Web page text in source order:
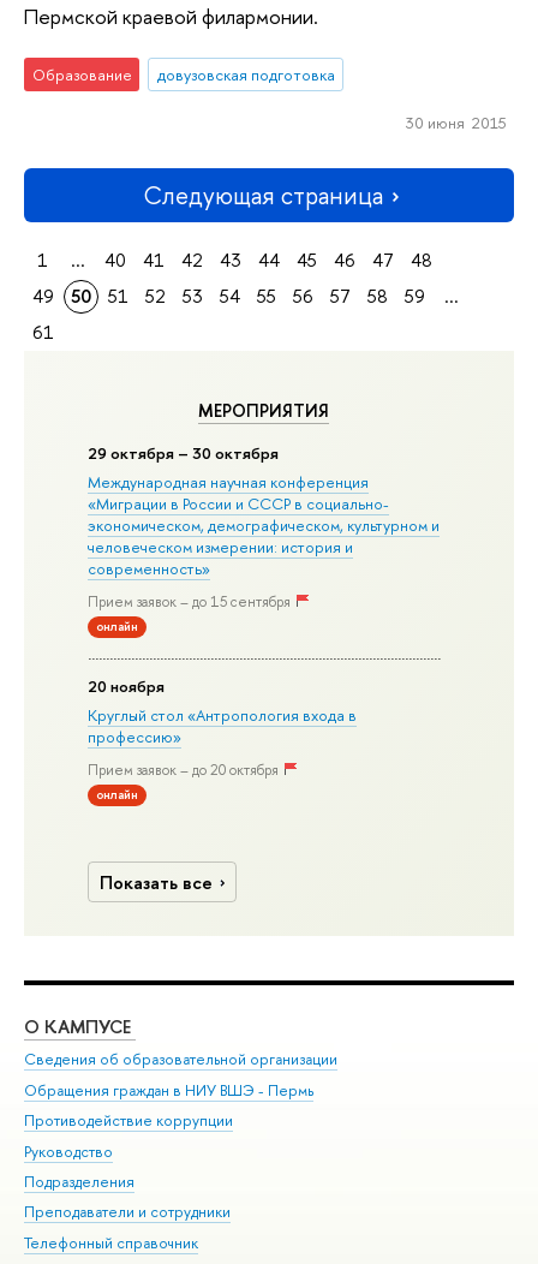
МЕРОПРИЯТИЯ
29 октября – 30 октября
Международная научная конференция
«Миграции в Росcии и СССР в социально-
экономическом, демографическом, культурном и
человеческом измерении: история и
современность»
Прием заявок – до 15 сентября
онлайн
20 ноября
Круглый стол «Антропология входа в
профессию»
Прием заявок – до 20 октября
онлайн
Показать все
Пермской краевой филармонии.
Образование довузовская подготовка
30 июня 2015
Следующая страница
1 ... 40 41 42 43 44 45 46 47
48
49
50 51 52 53 54 55 56 57 58 59
...
61
О КАМПУСЕ
Сведения об образовательной организации
Обращения граждан в НИУ ВШЭ - Пермь
Противодействие коррупции
Руководство
Подразделения
Преподаватели и сотрудники
Телефонный справочник